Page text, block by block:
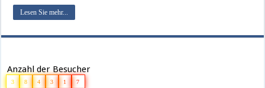
Lesen Sie mehr...
Anzahl der Besucher
3 8 4 3 1 7